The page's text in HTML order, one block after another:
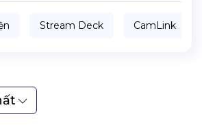
Stream Deck CamLink